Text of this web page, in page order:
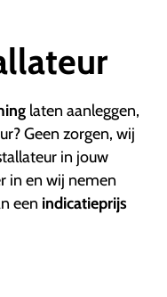
laten aanleggen,
Geen zorgen, wij
in jouw
in en wij nemen
een indicatieprijs